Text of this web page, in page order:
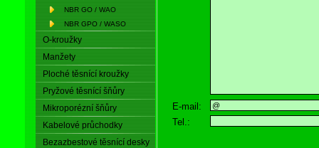
NBR GO / WAO
NBR GPO / WASO
O-kroužky
Manžety
Ploché těsnící kroužky
Pryžové těsnící šňůry
Mikroporézní šňůry
Kabelové průchodky
Bezazbestové těsnící desky
E-mail:
Tel.: